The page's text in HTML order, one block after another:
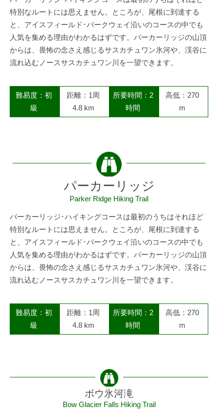
特別なルートには思えません。ところが、尾根に到達する
と、アイスフィールド･パークウェイ沿いのコースの中でも
人気を集める理由がわかるはずです。パーカーリッジの山頂
からは、畏怖の念さえ感じるサスカチュワン氷河や、渓谷に
流れ込むノースサスカチュワン川を一望できます。
難易度：初
級
距離：1周
4.8 km
所要時間：2
時間
高低：270
m
パーカーリッジ
Parker Ridge Hiking Trail
パーカーリッジ･ハイキングコースは最初のうちはそれほど
特別なルートには思えません。ところが、尾根に到達する
と、アイスフィールド･パークウェイ沿いのコースの中でも
人気を集める理由がわかるはずです。パーカーリッジの山頂
からは、畏怖の念さえ感じるサスカチュワン氷河や、渓谷に
流れ込むノースサスカチュワン川を一望できます。
難易度：初
級
距離：1周
4.8 km
所要時間：2
時間
高低：270
m
ボウ氷河滝
Bow Glacier Falls Hiking Trail